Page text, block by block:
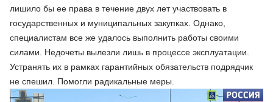
лишило бы ее права в течение двух лет участвовать в
государственных и муниципальных закупках. Однако,
специалистам все же удалось выполнить работы своими
силами. Недочеты вылезли лишь в процессе эксплуатации.
Устранять их в рамках гарантийных обязательств подрядчик
не спешил. Помогли радикальные меры.